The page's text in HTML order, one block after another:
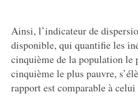
Ainsi, l’indicateur de
disponible, qui quantifie les
cinquième de la population le
cinquième le plus pauvre,
rapport est comparable à celui